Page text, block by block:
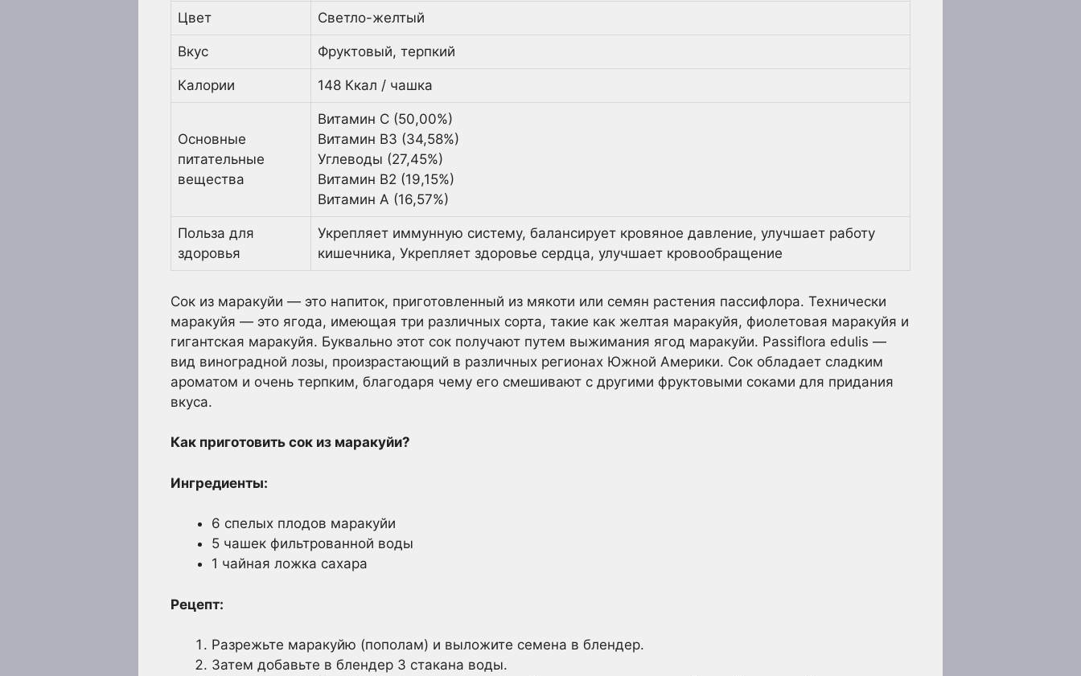
Цвет Светло-желтый
Вкус Фруктовый, терпкий
Калории 148 Ккал / чашка
Основные
питательные
вещества
Витамин С (50,00%)
Витамин В3 (34,58%)
Углеводы (27,45%)
Витамин В2 (19,15%)
Витамин А (16,57%)
Польза для
здоровья
Укрепляет иммунную систему, балансирует кровяное давление, улучшает работу
кишечника, Укрепляет здоровье сердца, улучшает кровообращение
Сок из маракуйи — это напиток, приготовленный из мякоти или семян растения пассифлора. Технически
маракуйя — это ягода, имеющая три различных сорта, такие как желтая маракуйя, фиолетовая маракуйя и
гигантская маракуйя. Буквально этот сок получают путем выжимания ягод маракуйи. Passiflora edulis —
вид виноградной лозы, произрастающий в различных регионах Южной Америки. Сок обладает сладким
ароматом и очень терпким, благодаря чему его смешивают с другими фруктовыми соками для придания
вкуса.
Как приготовить сок из маракуйи?
Ингредиенты:
6 спелых плодов маракуйи
5 чашек фильтрованной воды
1 чайная ложка сахара
Рецепт:
Разрежьте маракуйю (пополам) и выложите семена в блендер.
Затем добавьте в блендер 3 стакана воды.